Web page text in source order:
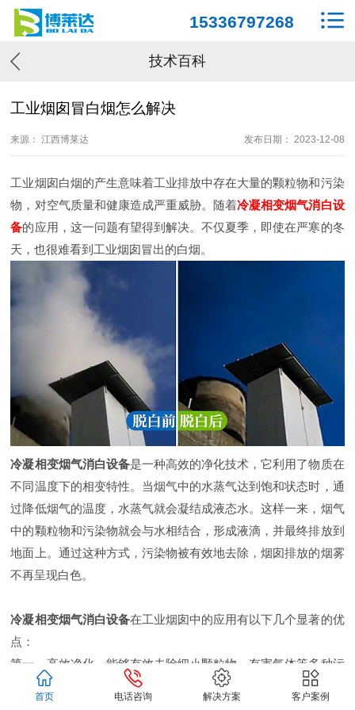
15336797268
技术百科
工业烟囱冒白烟怎么解决
来源： 江西博莱达 发布日期： 2023-12-08
工业烟囱白烟的产生意味着工业排放中存在大量的颗粒物和污染
物，对空气质量和健康造成严重威胁。随着冷凝相变烟气消白设
备的应用，这一问题有望得到解决。不仅夏季，即使在严寒的冬
天，也很难看到工业烟囱冒出的白烟。
冷凝相变烟气消白设备是一种高效的净化技术，它利用了物质在
不同温度下的相变特性。当烟气中的水蒸气达到饱和状态时，通
过降低烟气的温度，水蒸气就会凝结成液态水。这样一来，烟气
中的颗粒物和污染物就会与水相结合，形成液滴，并最终排放到
地面上。通过这种方式，污染物被有效地去除，烟囱排放的烟雾
不再呈现白色。
冷凝相变烟气消白设备在工业烟囱中的应用有以下几个显著的优
点：
第一，高效净化。能够有效去除细小颗粒物、有害气体等多种污
染物，大大提高了烟气的净化效率。
首页 电话咨询 解决方案 客户案例